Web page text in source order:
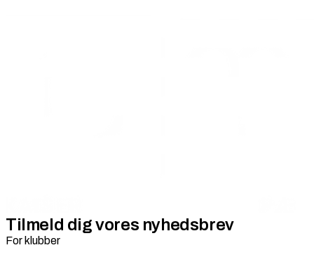
Tilmeld dig vores nyhedsbrev
For klubber